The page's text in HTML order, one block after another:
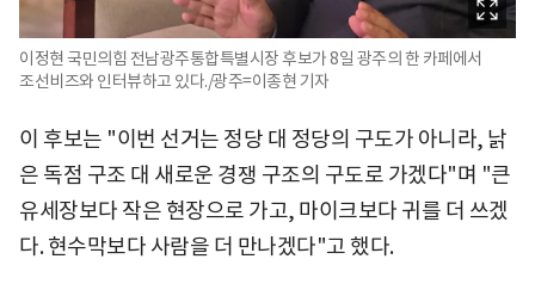
이정현 국민의힘 전남광주통합특별시장 후보가 8일 광주의 한 카페에서
조선비즈와 인터뷰하고 있다./광주=이종현 기자
이 후보는 "이번 선거는 정당 대 정당의 구도가 아니라, 낡
은 독점 구조 대 새로운 경쟁 구조의 구도로 가겠다"며 "큰
유세장보다 작은 현장으로 가고, 마이크보다 귀를 더 쓰겠
다. 현수막보다 사람을 더 만나겠다"고 했다.